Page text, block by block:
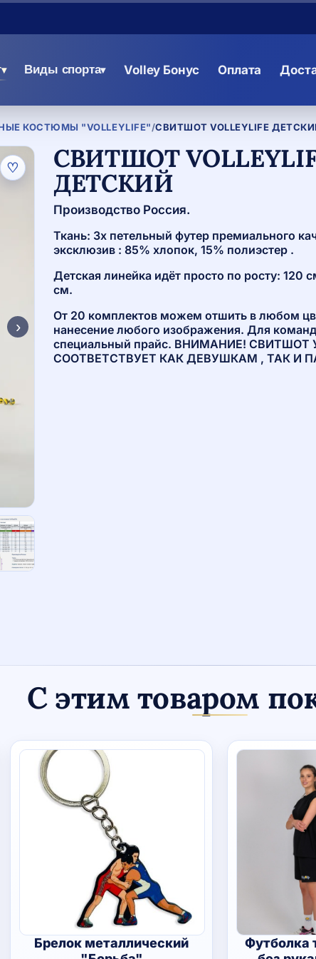
▾ Виды спорта▾ Volley Бонус Оплата
КОСТЮМЫ "VOLLEYLIFE"/СВИТШОТ VOLLEYLIFE
♡
›
СВИТШОТ
ДЕТСКИЙ
Производство Россия.
Ткань: 3х петельный футер премиального
эксклюзив : 85% хлопок, 15% полиэстер .
Детская линейка идёт просто по росту: 120
см.
От 20 комплектов можем отшить в любом
нанесение любого изображения. Для
специальный прайс. ВНИМАНИЕ! СВИТШОТ
СООТВЕТСТВУЕТ КАК ДЕВУШКАМ , ТАК И
С этим товаром
Брелок металлический
Футболка